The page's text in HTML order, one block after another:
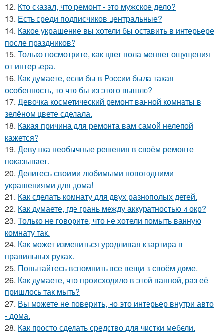
12. Кто сказал, что ремонт - это мужское дело?
13. Есть среди подписчиков центральные?
14. Какое украшение вы хотели бы оставить в интерьере
после праздников?
15. Только посмотрите, как цвет пола меняет ощущения
от интерьера.
16. Как думаете, если бы в России была такая
особенность, то что бы из этого вышло?
17. Девочка косметический ремонт ванной комнаты в
зелёном цвете сделала.
18. Какая причина для ремонта вам самой нелепой
кажется?
19. Девушка необычные решения в своём ремонте
показывает.
20. Делитесь своими любимыми новогодними
украшениями для дома!
21. Как сделать комнату для двух разнополых детей.
22. Как думаете, где грань между аккуратностью и окр?
23. Только не говорите, что не хотели помыть ванную
комнату так.
24. Как может измениться уродливая квартира в
правильных руках.
25. Попытайтесь вспомнить все вещи в своём доме.
26. Как думаете, что происходило в этой ванной, раз её
пришлось так мыть?
27. Вы можете не поверить, но это интерьер внутри авто
- дома.
28. Как просто сделать средство для чистки мебели.